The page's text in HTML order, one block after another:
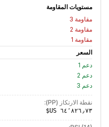
مستويات المقاومة
مقاومة 3
مقاومة 2
مقاومة 1
السعر
دعم 1
دعم 2
دعم 3
نقطة الارتكاز (PP):